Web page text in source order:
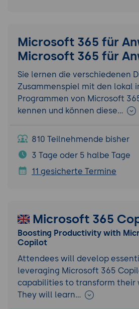
Microsoft 365 für
Microsoft 365 für
Sie lernen die verschiedenen
Zusammenspiel mit den lokal
Programmen von Microsoft
kennen und können diese…
810 Teilnehmende bisher
3 Tage oder 5 halbe Tage
11 gesicherte Termine
Microsoft 365
Boosting Productivity with
Copilot
Attendees will develop
leveraging Microsoft 365
capabilities to transform their
They will learn…